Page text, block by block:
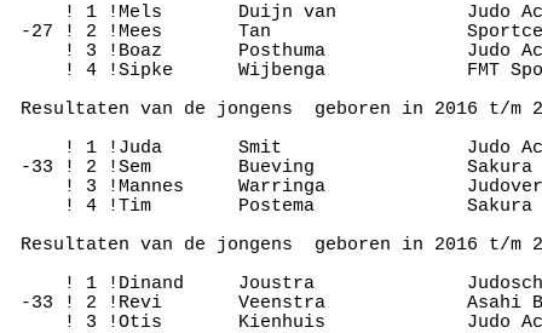
! 1 !Mels       Duijn van
-27 ! 2 !Mees       Tan
! 3 !Boaz       Posthuma
! 4 !Sipke      Wijbenga
Resultaten van de jongens  geboren in 2016 t/m
! 1 !Juda       Smit
-33 ! 2 !Sem        Bueving
! 3 !Mannes     Warringa
! 4 !Tim        Postema
Resultaten van de jongens  geboren in 2016 t/m
! 1 !Dinand     Joustra
-33 ! 2 !Revi       Veenstra             Asahi
! 3 !Otis       Kienhuis